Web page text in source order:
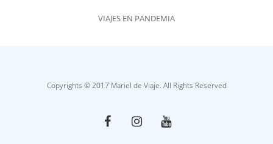
VIAJES EN PANDEMIA
Copyrights © 2017 Mariel de Viaje. All Rights Reserved